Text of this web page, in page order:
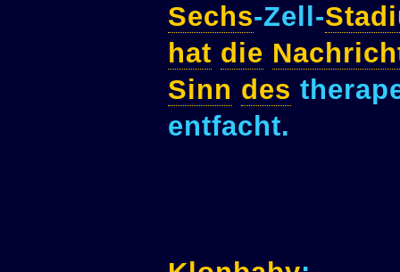
Sechs-Zell-
hat die
Sinn des
entfacht.